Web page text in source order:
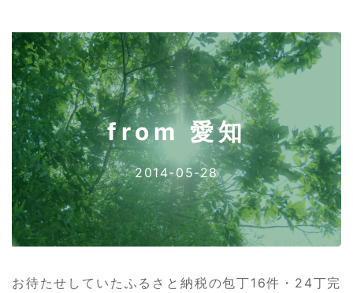
from 愛知
2014-05-28
お待たせしていたふるさと納税の包丁16件・24丁完